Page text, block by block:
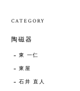
CATEGORY
陶磁器
東 一仁
東屋
石井 直人